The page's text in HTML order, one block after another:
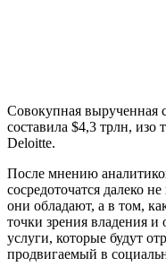
Совокупная вырученная
составила $4,3 трлн,
Deloitte.
После мнению
сосредоточатся далеко
они обладают, а в том,
точки зрения владения
услуги, которые будут
продвигаемый в